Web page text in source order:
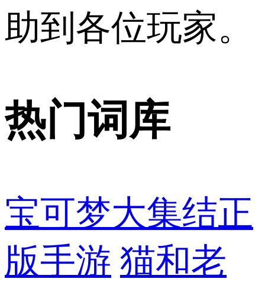
助到各位玩家。
热门词库
宝可梦大集结正
版手游 猫和老